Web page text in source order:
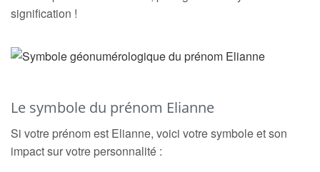
signification !
Le symbole du prénom Elianne
Si votre prénom est Elianne, voici votre symbole et son
impact sur votre personnalité :